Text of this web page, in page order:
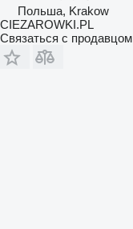
Польша, Krakow
CIEZAROWKI.PL
Связаться с продавцом